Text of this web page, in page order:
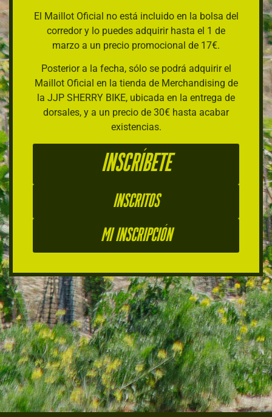
El Maillot Oficial no está incluido en la bolsa del
corredor y lo puedes adquirir hasta el 1 de
marzo a un precio promocional de 17€.
Posterior a la fecha, sólo se podrá adquirir el
Maillot Oficial en la tienda de Merchandising de
la JJP SHERRY BIKE, ubicada en la entrega de
dorsales, y a un precio de 30€ hasta acabar
existencias.
INSCRÍBETE
Inscritos
Mi inscripción